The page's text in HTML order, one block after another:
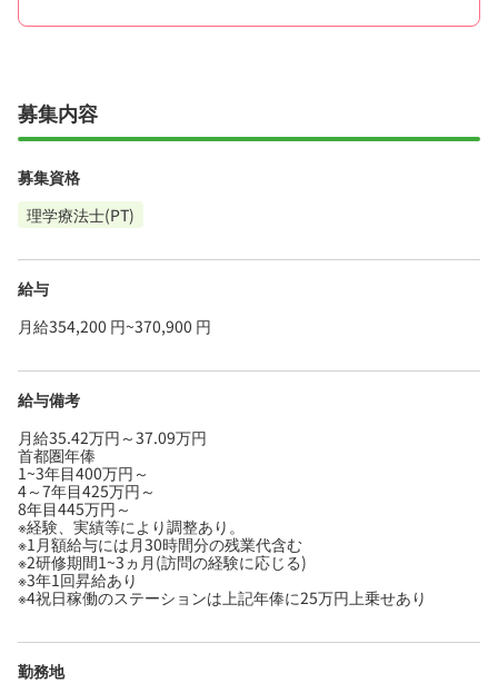
募集内容
募集資格
理学療法士(PT)
給与
月給354,200 円~370,900 円
給与備考
月給35.42万円～37.09万円
首都圏年俸
1~3年目400万円～
4～7年目425万円～
8年目445万円～
※経験、実績等により調整あり。
※1月額給与には月30時間分の残業代含む
※2研修期間1~3ヵ月(訪問の経験に応じる)
※3年1回昇給あり
※4祝日稼働のステーションは上記年俸に25万円上乗せあり
勤務地